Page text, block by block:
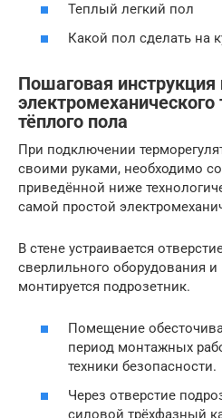
Теплый легкий пол
Какой пол сделать на
Пошаговая
электромеханического
тёплого пола
При подключении
своими руками, необходимо
приведённой ниже
самой простой
В стене устраивается
сверлильного оборудования
монтируется подрозетник.
Помещение
период монтажных
техники безопасности.
Через отверстие
силовой трёхфазный